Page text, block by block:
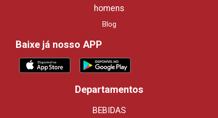
homens
Blog
Baixe já nosso APP
Departamentos
BEBIDAS